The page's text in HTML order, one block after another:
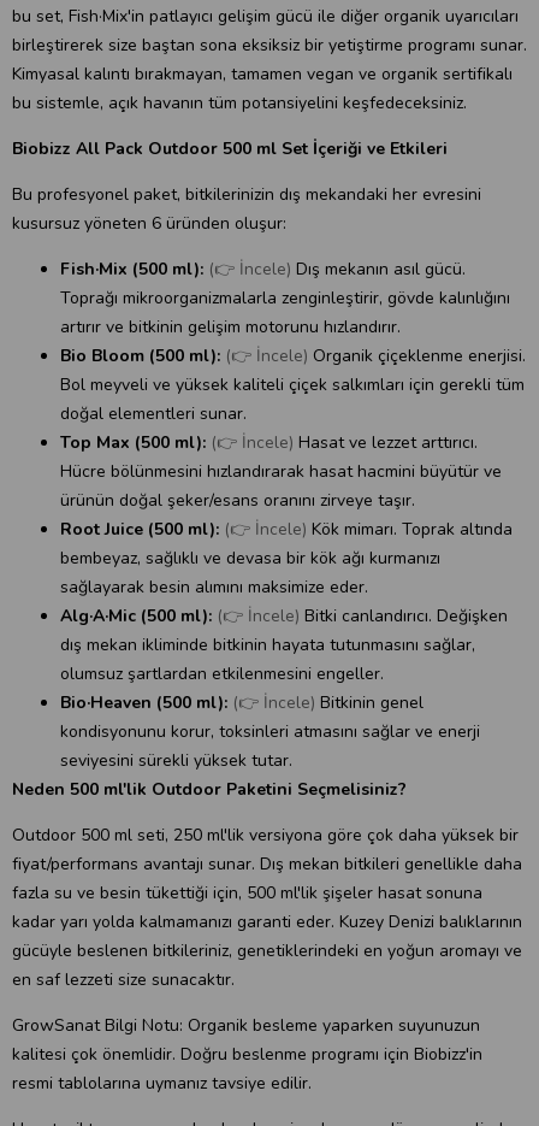
bu set, Fish·Mix'in patlayıcı gelişim gücü ile diğer organik uyarıcıları
birleştirerek size baştan sona eksiksiz bir yetiştirme programı sunar.
Kimyasal kalıntı bırakmayan, tamamen vegan ve organik sertifikalı
bu sistemle, açık havanın tüm potansiyelini keşfedeceksiniz.
Biobizz All Pack Outdoor 500 ml Set İçeriği ve Etkileri
Bu profesyonel paket, bitkilerinizin dış mekandaki her evresini
kusursuz yöneten 6 üründen oluşur:
Fish·Mix (500 ml): (👉 İncele) Dış mekanın asıl gücü.
Toprağı mikroorganizmalarla zenginleştirir, gövde kalınlığını
artırır ve bitkinin gelişim motorunu hızlandırır.
Bio Bloom (500 ml): (👉 İncele) Organik çiçeklenme enerjisi.
Bol meyveli ve yüksek kaliteli çiçek salkımları için gerekli tüm
doğal elementleri sunar.
Top Max (500 ml): (👉 İncele) Hasat ve lezzet arttırıcı.
Hücre bölünmesini hızlandırarak hasat hacmini büyütür ve
ürünün doğal şeker/esans oranını zirveye taşır.
Root Juice (500 ml): (👉 İncele) Kök mimarı. Toprak altında
bembeyaz, sağlıklı ve devasa bir kök ağı kurmanızı
sağlayarak besin alımını maksimize eder.
Alg·A·Mic (500 ml): (👉 İncele) Bitki canlandırıcı. Değişken
dış mekan ikliminde bitkinin hayata tutunmasını sağlar,
olumsuz şartlardan etkilenmesini engeller.
Bio·Heaven (500 ml): (👉 İncele) Bitkinin genel
kondisyonunu korur, toksinleri atmasını sağlar ve enerji
seviyesini sürekli yüksek tutar.
Neden 500 ml'lik Outdoor Paketini Seçmelisiniz?
Outdoor 500 ml seti, 250 ml'lik versiyona göre çok daha yüksek bir
fiyat/performans avantajı sunar. Dış mekan bitkileri genellikle daha
fazla su ve besin tükettiği için, 500 ml'lik şişeler hasat sonuna
kadar yarı yolda kalmamanızı garanti eder. Kuzey Denizi balıklarının
gücüyle beslenen bitkileriniz, genetiklerindeki en yoğun aromayı ve
en saf lezzeti size sunacaktır.
GrowSanat Bilgi Notu: Organik besleme yaparken suyunuzun
kalitesi çok önemlidir. Doğru beslenme programı için Biobizz'in
resmi tablolarına uymanız tavsiye edilir.